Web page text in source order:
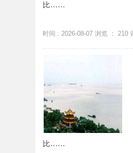
比......
时间 : 2026-08-07 浏览 ： 210
比......